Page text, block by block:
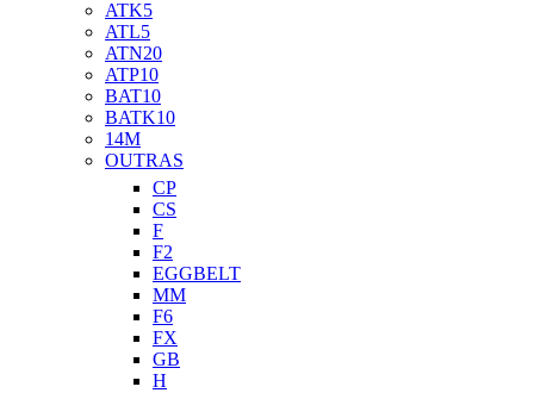
ATK5
ATL5
ATN20
ATP10
BAT10
BATK10
14M
OUTRAS
CP
CS
F
F2
EGGBELT
MM
F6
FX
GB
H